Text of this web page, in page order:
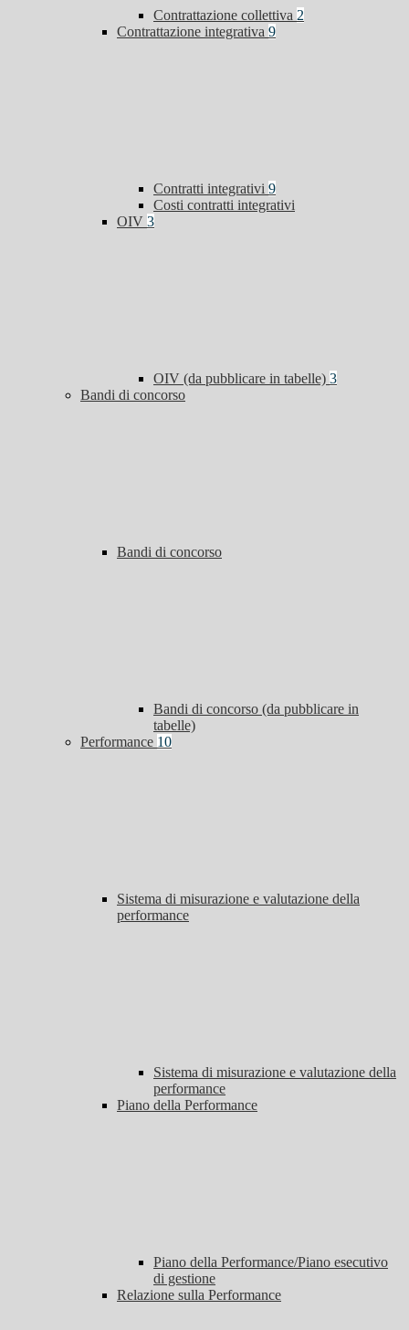
Contrattazione collettiva 2
Contrattazione integrativa 9
Contratti integrativi 9
Costi contratti integrativi
OIV 3
OIV (da pubblicare in tabelle) 3
Bandi di concorso
Bandi di concorso
Bandi di concorso (da pubblicare in
tabelle)
Performance 10
Sistema di misurazione e valutazione della
performance
Sistema di misurazione e valutazione della
performance
Piano della Performance
Piano della Performance/Piano esecutivo
di gestione
Relazione sulla Performance